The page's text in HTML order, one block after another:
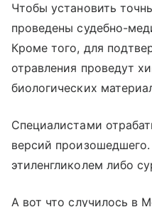
Чтобы установить
проведены судебно-
Кроме того, для
отравления проведут
биологических
Специалистами
версий
этиленгликолем либо
А вот что случилось в